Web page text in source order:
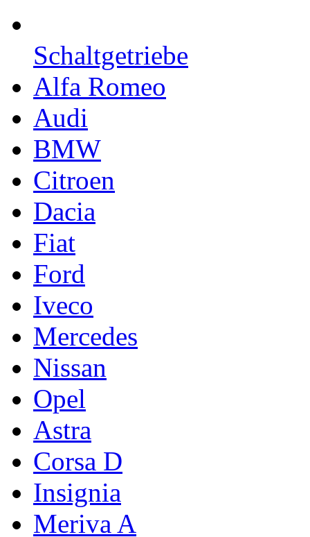
Schaltgetriebe
Alfa Romeo
Audi
BMW
Citroen
Dacia
Fiat
Ford
Iveco
Mercedes
Nissan
Opel
Astra
Corsa D
Insignia
Meriva A